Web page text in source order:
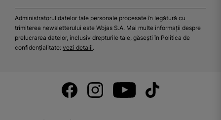
Administratorul datelor tale personale procesate în legătură cu
trimiterea newsletterului este Wojas S.A. Mai multe informații despre
prelucrarea datelor, inclusiv drepturile tale, găsești în Politica de
confidențialitate: vezi detalii.